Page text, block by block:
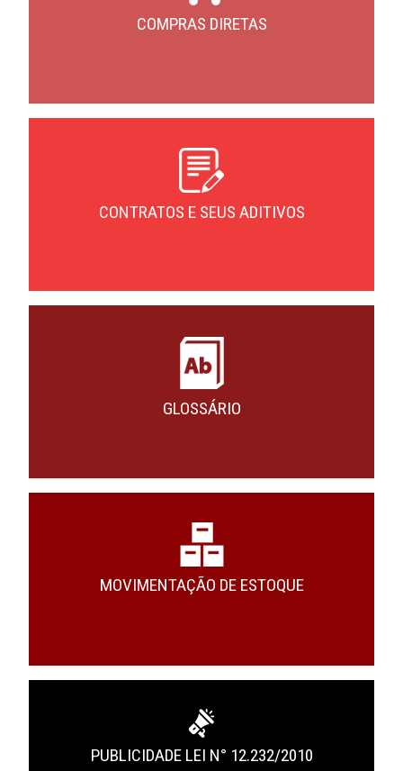
COMPRAS DIRETAS
CONTRATOS E SEUS ADITIVOS
GLOSSÁRIO
MOVIMENTAÇÃO DE ESTOQUE
PUBLICIDADE LEI N° 12.232/2010